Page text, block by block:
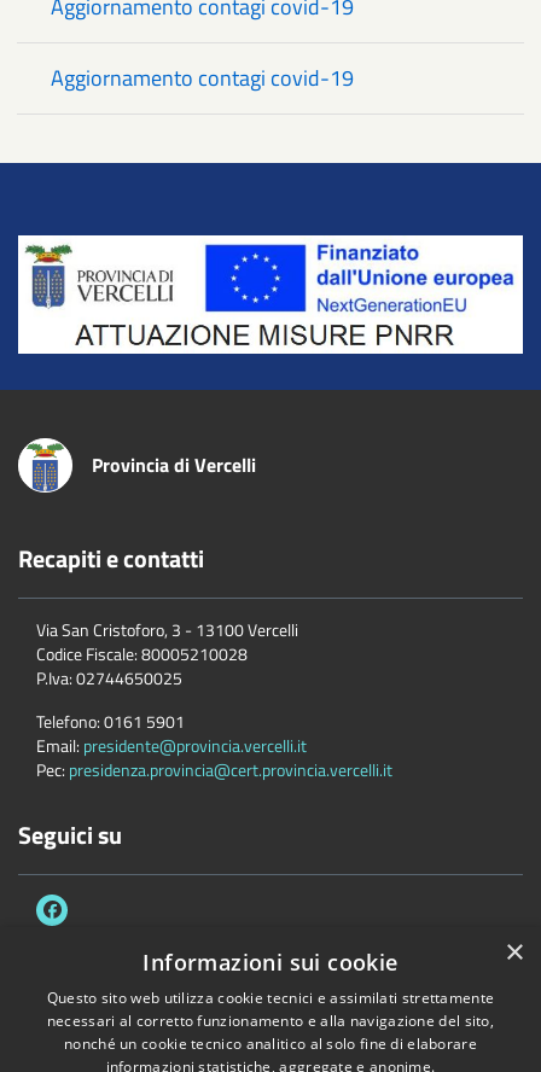
Aggiornamento contagi covid-19
Aggiornamento contagi covid-19
Title
Provincia di Vercelli
Recapiti e contatti
Via San Cristoforo, 3 - 13100 Vercelli
Codice Fiscale:80005210028
P.Iva:02744650025
Telefono:0161 5901
Email: presidente@provincia.vercelli.it
Pec: presidenza.provincia@cert.provincia.vercelli.it
Seguici su
Accessibilità Privacy Cookie
Mappa del sito
Dichiarazione di accessibilità e meccanismo di feedback
Link Utili
×
Informazioni sui cookie
Questo sito web utilizza cookie tecnici e assimilati strettamente
necessari al corretto funzionamento e alla navigazione del sito,
nonché un cookie tecnico analitico al solo fine di elaborare
informazioni statistiche, aggregate e anonime.